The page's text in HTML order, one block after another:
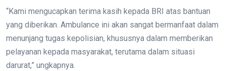
“Kami mengucapkan terima kasih kepada BRI atas bantuan
yang diberikan. Ambulance ini akan sangat bermanfaat dalam
menunjang tugas kepolisian, khususnya dalam memberikan
pelayanan kepada masyarakat, terutama dalam situasi
darurat,” ungkapnya.